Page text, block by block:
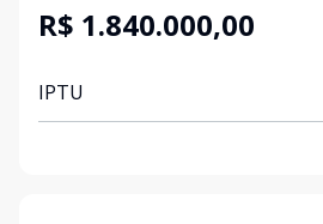
R$ 1.840.000,00
IPTU